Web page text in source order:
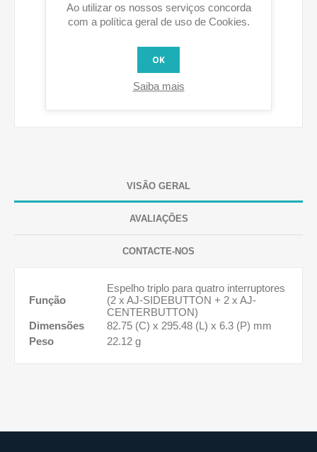
VISÃO GERAL
AVALIAÇÕES
CONTACTE-NOS
Função
Espelho triplo para quatro interruptores
(2 x AJ-SIDEBUTTON + 2 x AJ-
CENTERBUTTON)
Dimensões
82.75 (C) x 295.48 (L) x 6.3 (P) mm
Peso
22.12 g
Ao utilizar os nossos serviços concorda
com a política geral de uso de Cookies.
OK
Saiba mais